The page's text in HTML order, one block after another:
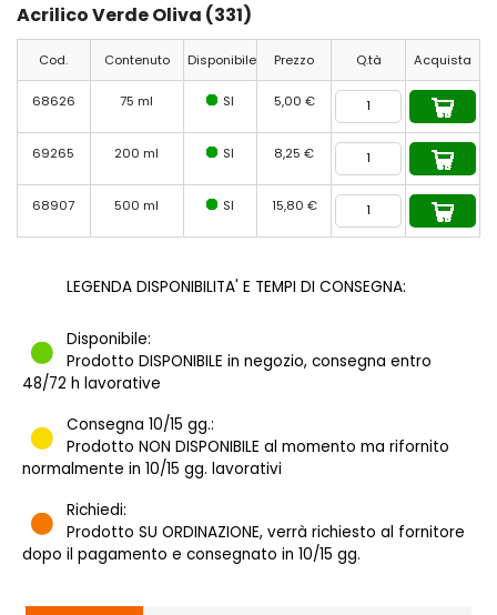
Acrilico Verde Oliva (331)
Cod. Contenuto Disponibile Prezzo Q.tà Acquista
68626 75 ml SI 5,00 €
69265 200 ml SI 8,25 €
68907 500 ml SI 15,80 €
LEGENDA DISPONIBILITA' E TEMPI DI CONSEGNA:
Disponibile:
Prodotto DISPONIBILE in negozio, consegna entro
48/72 h lavorative
Consegna 10/15 gg.:
Prodotto NON DISPONIBILE al momento ma rifornito
normalmente in 10/15 gg. lavorativi
Richiedi:
Prodotto SU ORDINAZIONE, verrà richiesto al fornitore
dopo il pagamento e consegnato in 10/15 gg.